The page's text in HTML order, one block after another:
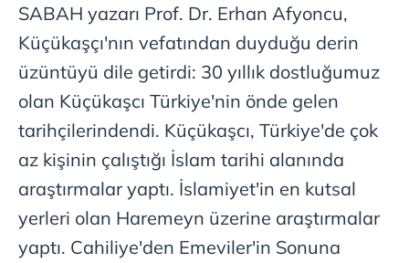
SABAH yazarı Prof. Dr. Erhan Afyoncu,
Küçükaşçı'nın vefatından duyduğu derin
üzüntüyü dile getirdi: 30 yıllık dostluğumuz
olan Küçükaşcı Türkiye'nin önde gelen
tarihçilerindendi. Küçükaşcı, Türkiye'de çok
az kişinin çalıştığı İslam tarihi alanında
araştırmalar yaptı. İslamiyet'in en kutsal
yerleri olan Haremeyn üzerine araştırmalar
yaptı. Cahiliye'den Emeviler'in Sonuna